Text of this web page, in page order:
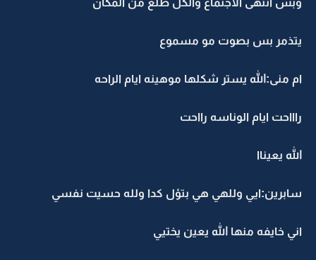
وبس انتهى الاجتماع والكل طلع من المكان
يتذمر بس بصوت مو مسموع
ام منى:الله يستر شكلها موهينه ايام الراحه
راااحت ايام الوناسه رااحت
الله يعيناا
سابرين:ايي وللهي هي بتؤل كدا ولله حسيت نفسي
اني خايفه منها الله يعين يختيي